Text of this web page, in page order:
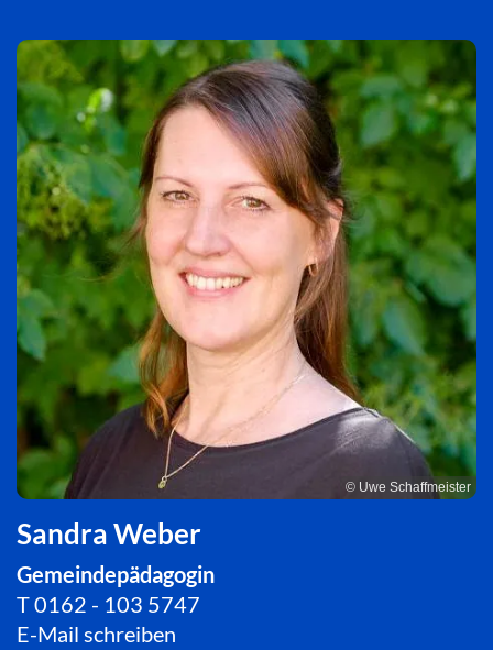
© Uwe Schaffmeister
Sandra Weber
Gemeindepädagogin
T0162 - 103 5747
E-Mail schreiben